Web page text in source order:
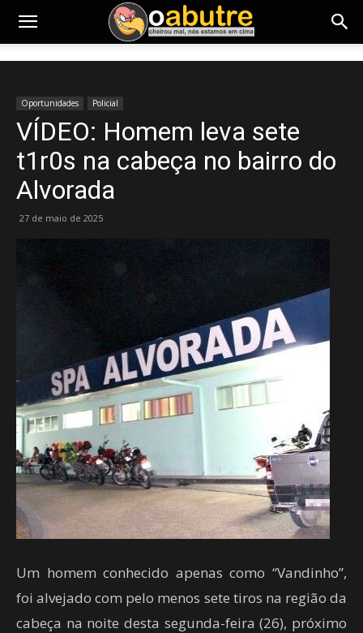
Oportunidades Policial
VÍDEO: Homem leva sete
t1r0s na cabeça no bairro do
Alvorada
27 de maio de 2025
Um homem conhecido apenas como “Vandinho”,
foi alvejado com pelo menos sete tiros na região da
cabeça na noite desta segunda-feira (26), próximo